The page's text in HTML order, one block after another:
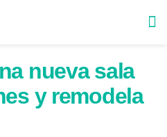
nueva sala
y remodela